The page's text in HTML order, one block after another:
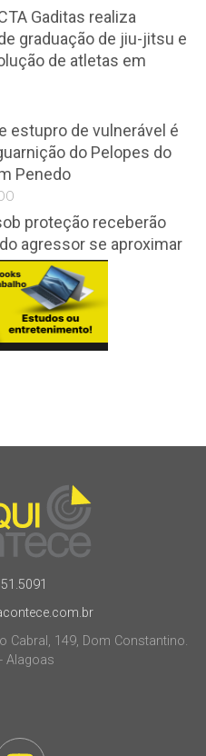
Gaditas realiza
graduação de jiu-jitsu e
de atletas em
estupro de vulnerável é
do Pelopes do
Penedo
proteção receberão
agressor se aproximar
Cabral, 149, Dom Constantino.
Alagoas